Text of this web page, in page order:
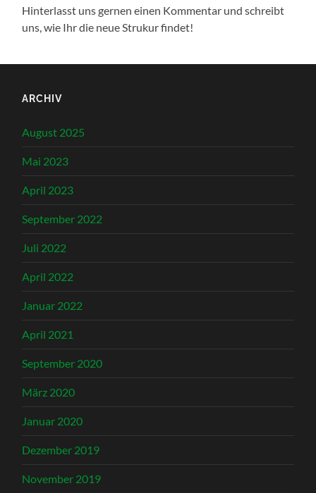
Hinterlasst uns gernen einen Kommentar und schreibt
uns, wie Ihr die neue Strukur findet!
ARCHIV
August 2025
Mai 2023
April 2023
September 2022
Juli 2022
April 2022
Januar 2022
April 2021
September 2020
März 2020
Januar 2020
Dezember 2019
November 2019